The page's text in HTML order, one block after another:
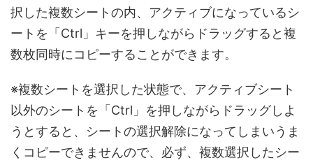
択した複数シートの内、アクティブになっているシ
ートを「Ctrl」キーを押しながらドラッグすると複
数枚同時にコピーすることができます。
※複数シートを選択した状態で、アクティブシート
以外のシートを「Ctrl」を押しながらドラッグしよ
うとすると、シートの選択解除になってしまいうま
くコピーできませんので、必ず、複数選択したシー